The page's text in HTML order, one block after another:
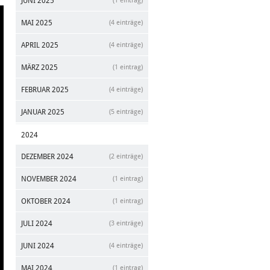
MAI 2025 (4 einträge)
APRIL 2025 (4 einträge)
MÄRZ 2025 (1 eintrag)
FEBRUAR 2025 (4 einträge)
JANUAR 2025 (5 einträge)
2024
DEZEMBER 2024 (2 einträge)
NOVEMBER 2024 (1 eintrag)
OKTOBER 2024 (1 eintrag)
JULI 2024 (3 einträge)
JUNI 2024 (4 einträge)
MAI 2024 (1 eintrag)